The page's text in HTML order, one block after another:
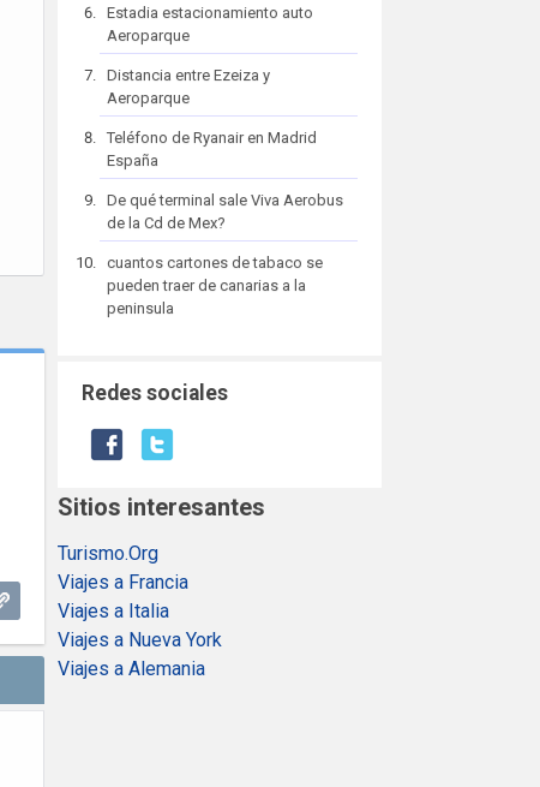
Estadia estacionamiento auto
Aeroparque
Distancia entre Ezeiza y
Aeroparque
Teléfono de Ryanair en Madrid
España
De qué terminal sale Viva Aerobus
de la Cd de Mex?
cuantos cartones de tabaco se
pueden traer de canarias a la
peninsula
Redes sociales
Sitios interesantes
Turismo.Org
Viajes a Francia
Viajes a Italia
Viajes a Nueva York
Viajes a Alemania